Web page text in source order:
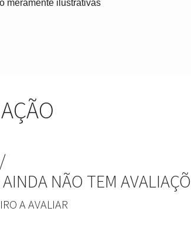
meramente ilustrativas
NÃO TEM
A AVALIAR